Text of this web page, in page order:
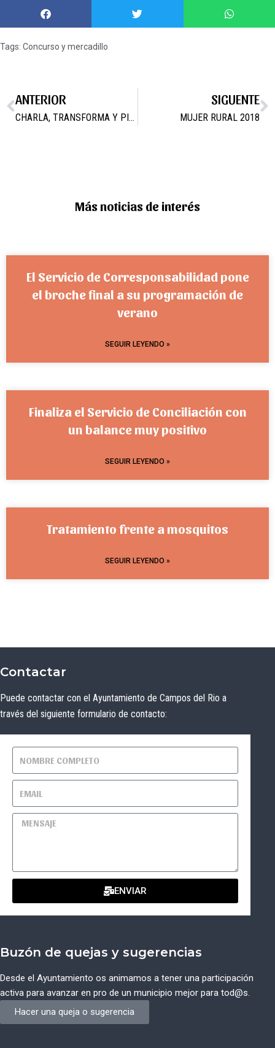
Tags: Concurso y mercadillo
ANTERIOR
CHARLA, TRANSFORMA Y PINTURA
SIGUENTE
MUJER RURAL 2018
Más noticias de interés
El Servicio de Corresponsabilidad pone
el broche final a su programación de
verano
SEGUIR LEYENDO »
Finaliza el Servicio de Conciliación con
un balance muy positivo
SEGUIR LEYENDO »
Tratamiento frente a mosquitos
SEGUIR LEYENDO »
Contactar
Puede contactar con el Ayuntamiento de Campos del Rio a
través del siguiente formulario de contacto:
ENVIAR
Buzón de quejas y sugerencias
Desde el Ayuntamiento os animamos a tener una participación
activa para avanzar en pro de un municipio mejor para tod@s.
Hacer una queja o sugerencia